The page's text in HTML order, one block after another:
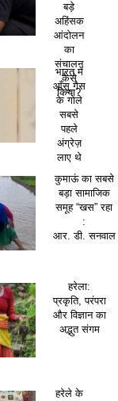
बड़े
अहिंसक
आंदोलन
का
संचालन
कैसे
किया?
भारत में
आँसू गैस
के गोले
सबसे
पहले
अंग्रेज़
लाए थे
कुमाऊं का सबसे
बड़ा सामाजिक
समूह “खस” रहा
:
आर. डी. सनवाल
हरेला:
प्रकृति, परंपरा
और विज्ञान का
अद्भुत संगम
हरेले के